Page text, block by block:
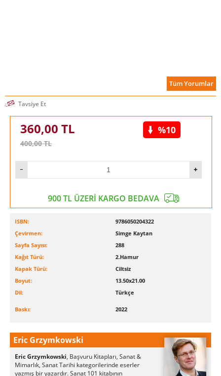
Tüm Yorumlar
Tavsiye Et
360,00 TL
400,00TL
%10
900 TL ÜZERİ KARGO BEDAVA
ISBN:
9786050204322
Çevirmen:
Simge Kaytan
Sayfa Sayısı:
288
Kağıt Türü:
2.Hamur
Kapak Türü:
Ciltsiz
Boyut:
13.50x21.00
Dil:
Türkçe
Baskı: 2022
Eric Grzymkowski
Eric Grzymkowski, Başvuru Kitapları, Sanat &
Mimarlık, Sanat Tarihi kategorilerinde eserler
yazmış bir yazardır. Sanat 101 kitabının